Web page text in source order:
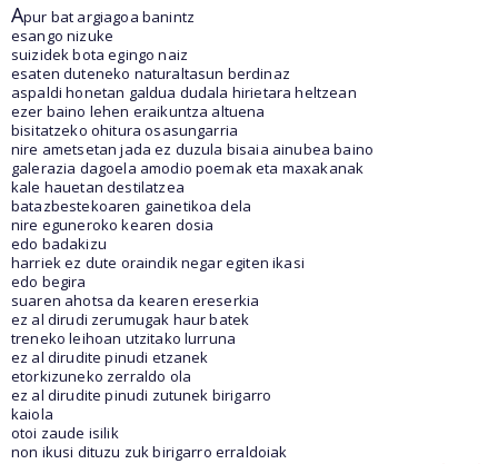
Apur bat argiagoa banintz
esango nizuke
suizidek bota egingo naiz
esaten duteneko naturaltasun berdinaz
aspaldi honetan galdua dudala hirietara heltzean
ezer baino lehen eraikuntza altuena
bisitatzeko ohitura osasungarria
nire ametsetan jada ez duzula bisaia ainubea baino
galerazia dagoela amodio poemak eta maxakanak
kale hauetan destilatzea
batazbestekoaren gainetikoa dela
nire eguneroko kearen dosia
edo badakizu
harriek ez dute oraindik negar egiten ikasi
edo begira
suaren ahotsa da kearen ereserkia
ez al dirudi zerumugak haur batek
treneko leihoan utzitako lurruna
ez al dirudite pinudi etzanek
etorkizuneko zerraldo ola
ez al dirudite pinudi zutunek birigarro
kaiola
otoi zaude isilik
non ikusi dituzu zuk birigarro erraldoiak